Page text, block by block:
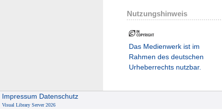
Nutzungshinweis
Das Medienwerk ist im
Rahmen des deutschen
Urheberrechts nutzbar.
Impressum Datenschutz
Visual Library Server 2026